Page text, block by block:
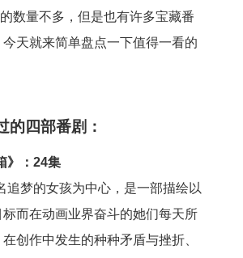
数量不多，但是也有许多宝藏番
天就来简单盘点一下值得一看的
的四部番剧：
》：24集
追梦的女孩为中心，是一部描绘以
而在动画业界奋斗的她们每天所
创作中发生的种种矛盾与挫折、